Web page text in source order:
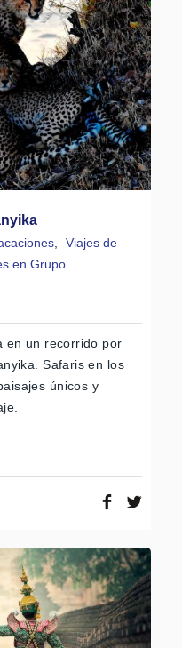
Viajes de
en Grupo
en un recorrido por
Safaris en los
únicos y